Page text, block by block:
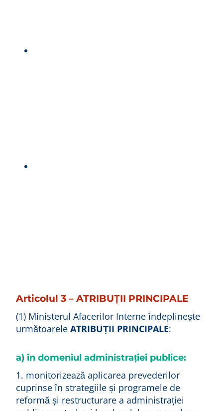
Articolul 3 – ATRIBUȚII PRINCIPALE
(1) Ministerul Afacerilor Interne îndeplinește
următoarele ATRIBUȚII PRINCIPALE:
a) în domeniul administrației publice:
1. monitorizează aplicarea prevederilor
cuprinse în strategiile și programele de
reformă și restructurare a administrației